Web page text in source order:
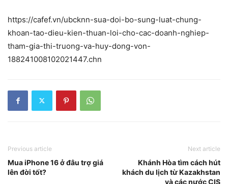
https://cafef.vn/ubcknn-sua-doi-bo-sung-luat-chung-
khoan-tao-dieu-kien-thuan-loi-cho-cac-doanh-nghiep-
tham-gia-thi-truong-va-huy-dong-von-
188241008102021447.chn
Previous article
Mua iPhone 16 ở đâu trợ giá
lên đời tốt?
Next article
Khánh Hòa tìm cách hút
khách du lịch từ Kazakhstan
và các nước CIS